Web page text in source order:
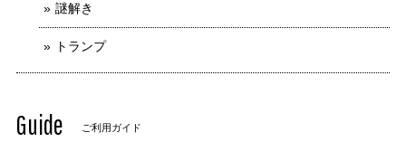
謎解き
トランプ
Guide ご利用ガイド